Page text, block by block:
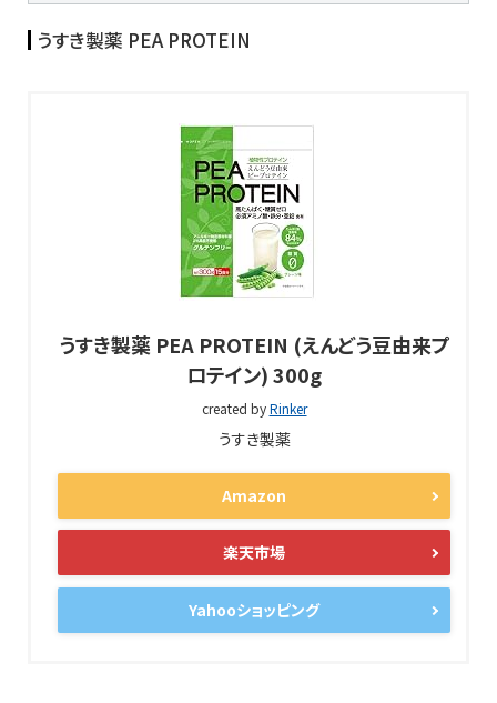
うすき製薬 PEA PROTEIN
うすき製薬 PEA PROTEIN (えんどう豆由来プ
ロテイン) 300g
created byRinker
うすき製薬
Amazon
楽天市場
Yahooショッピング